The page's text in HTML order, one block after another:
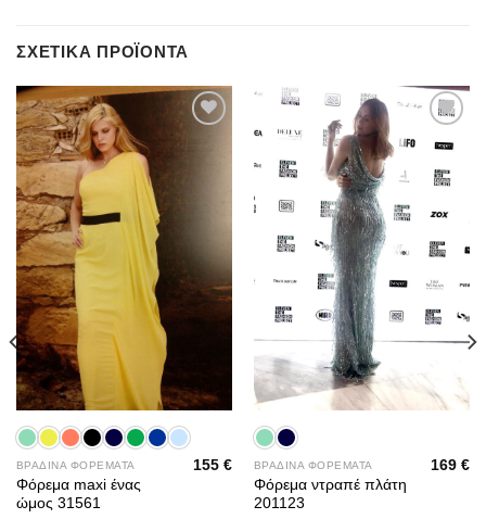
ΣΧΕΤΙΚΆ ΠΡΟΪΌΝΤΑ
wishlist
ΒΡΑΔΙΝΑ ΦΟΡΕΜΑΤΑ
Φόρεμα maxi ένας
ώμος 31561
155€
Add to
ΒΡΑΔΙΝΑ ΦΟΡΕΜΑΤΑ
Φόρεμα ντραπέ πλάτη
201123
169€